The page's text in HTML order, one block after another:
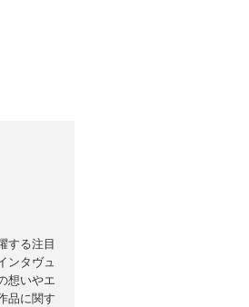
する注目
ンタヴュ
想いやエ
品に関す